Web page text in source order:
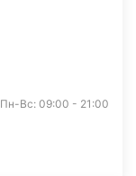
Пн-Вс: 09:00 - 21:00